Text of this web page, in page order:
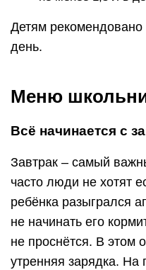
Детям
день.
Меню
Всё начинается с
Завтрак – самый
часто люди не хотят
ребёнка разыгрался
не начинать его
не проснётся. В этом
утренняя зарядка.